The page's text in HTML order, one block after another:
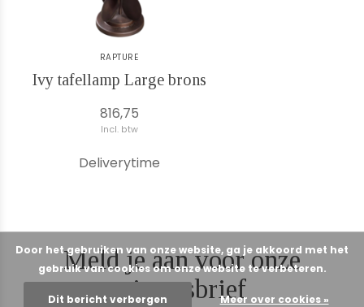
RAPTURE
Ivy tafellamp Large brons
816,75
Incl. btw
Deliverytime
Meld je aan voor onze
nieuwsbrief
Door het gebruiken van onze website, ga je akkoord met het
gebruik van cookies om onze website te verbeteren.
Dit bericht verbergen Meer over cookies »